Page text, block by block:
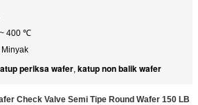
400 ℃
Minyak
periksa wafer, katup non balik wafer
Check Valve Semi Tipe Round Wafer 150 LB